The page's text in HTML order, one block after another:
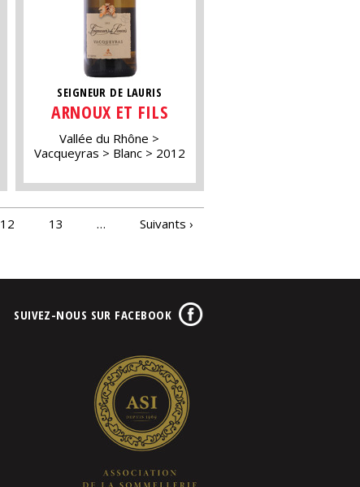
SEIGNEUR DE LAURIS
ARNOUX ET FILS
Vallée du Rhône
Vacqueyras
Blanc 2012
12 13 …
Suivants ›
SUIVEZ-NOUS SUR FACEBOOK